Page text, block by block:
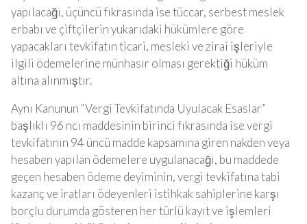
yapılacağı, üçüncü fıkrasında ise tüccar, serbest meslek
erbabı ve çiftçilerin yukarıdaki hükümlere göre
yapacakları tevkifatın ticari, mesleki ve zirai işleriyle
ilgili ödemelerine münhasır olması gerektiği hüküm
altına alınmıştır.
Aynı Kanunun “Vergi Tevkifatında Uyulacak Esaslar”
başlıklı 96 ncı maddesinin birinci fıkrasında ise vergi
tevkifatının 94 üncü madde kapsamına giren nakden veya
hesaben yapılan ödemelere uygulanacağı, bu maddede
geçen hesaben ödeme deyiminin, vergi tevkifatına tabi
kazanç ve iratları ödeyenleri istihkak sahiplerine karşı
borçlu durumda gösteren her türlü kayıt ve işlemleri